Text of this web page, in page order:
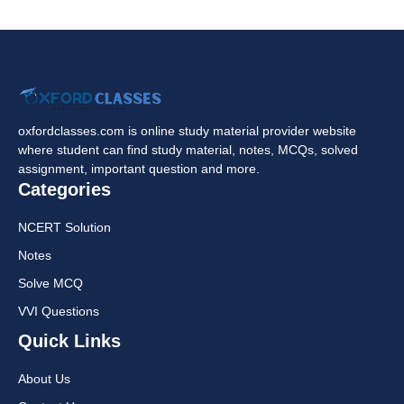
oxfordclasses.com is online study material provider website
where student can find study material, notes, MCQs, solved
assignment, important question and more.
Categories
NCERT Solution
Notes
Solve MCQ
VVI Questions
Quick Links
About Us